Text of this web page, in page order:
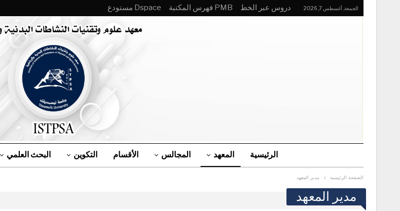
الجمعة, أغسطس 7, 2026 دروس عبر الخط PMB فهرس المكتبة Dspace مستودع
الرئيسية المعهد المجالس الأقسام التكوين البحث العلمي
الصفحة الرئيسية مدير المعهد
مدير المعهد